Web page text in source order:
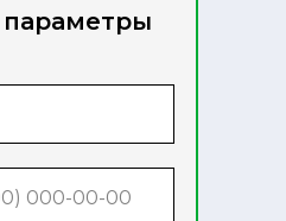
параметры